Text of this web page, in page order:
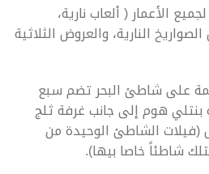
الأعمار ( ألعاب نارية،
النارية، والعروض الثلاثية
على شاطئ البحر تضم سبع
هوم إلى جانب غرفة ثلج
الشاطئ الوحيدة من
شاطئاً خاصا بيها).